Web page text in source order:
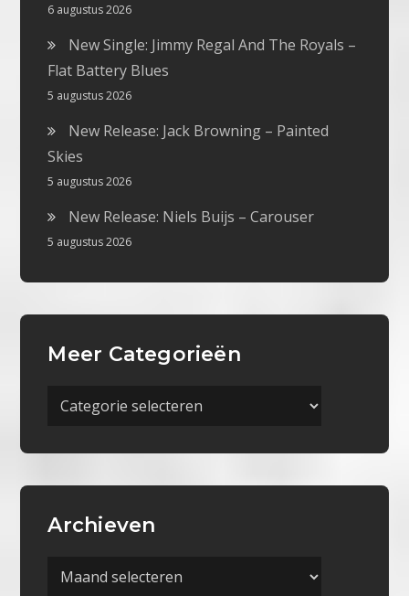
6 augustus 2026
New Single: Jimmy Regal And The Royals –
Flat Battery Blues
5 augustus 2026
New Release: Jack Browning – Painted
Skies
5 augustus 2026
New Release: Niels Buijs – Carouser
5 augustus 2026
Meer Categorieën
Meer
Archieven
Archieven